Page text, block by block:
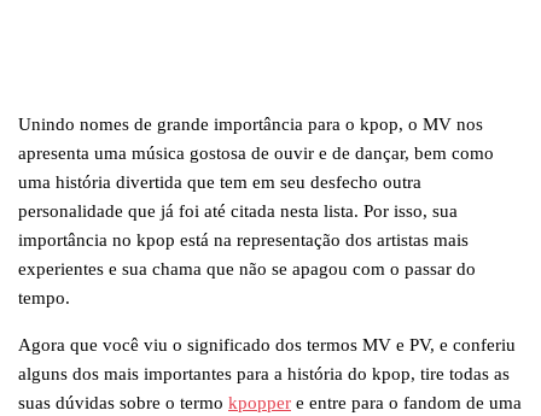
Unindo nomes de grande importância para o kpop, o MV nos
apresenta uma música gostosa de ouvir e de dançar, bem como
uma história divertida que tem em seu desfecho outra
personalidade que já foi até citada nesta lista. Por isso, sua
importância no kpop está na representação dos artistas mais
experientes e sua chama que não se apagou com o passar do
tempo.
Agora que você viu o significado dos termos MV e PV, e conferiu
alguns dos mais importantes para a história do kpop, tire todas as
suas dúvidas sobre o termo kpopper e entre para o fandom de uma